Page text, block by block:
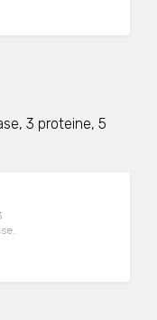
3 proteine, 5